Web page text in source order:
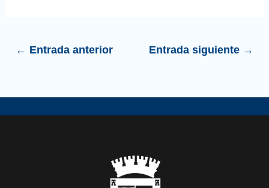
← Entrada anterior Entrada siguiente →